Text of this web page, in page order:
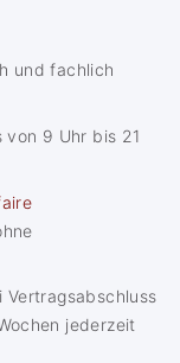
und fachlich
9 Uhr bis 21
Vertragsabschluss
jederzeit